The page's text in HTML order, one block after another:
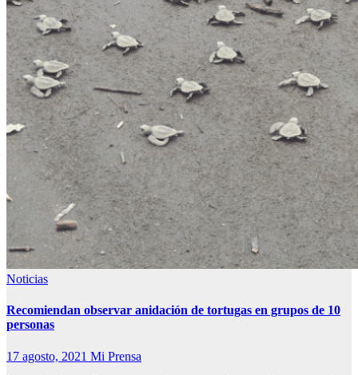
Noticias
Recomiendan observar anidación de tortugas en grupos de 10
personas
17 agosto, 2021 Mi Prensa